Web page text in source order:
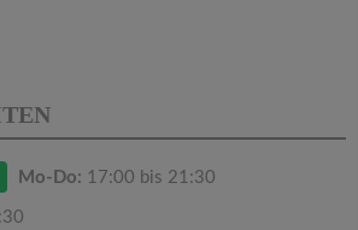
Mo-Do: 17:00 bis 21:30